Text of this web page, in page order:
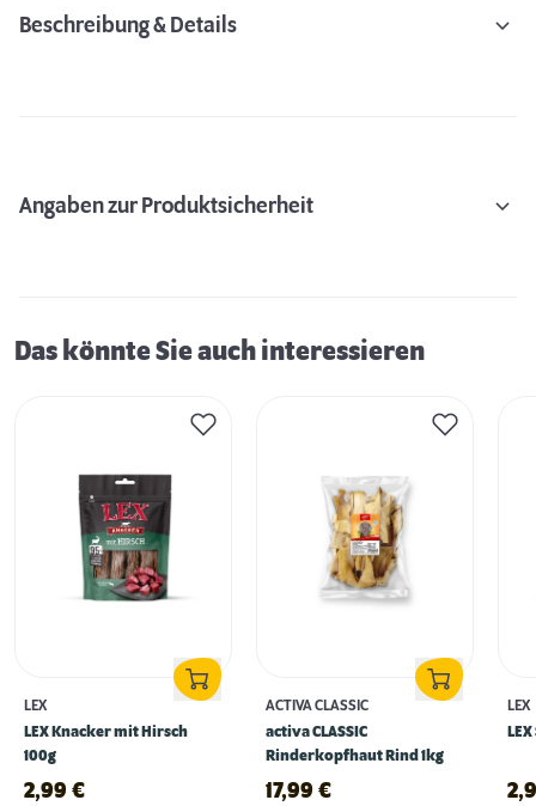
Beschreibung & Details
Angaben zur Produktsicherheit
Das könnte Sie auch interessieren
LEX
LEX Knacker mit Hirsch
100g
2,99 €
ACTIVA CLASSIC
activa CLASSIC
Rinderkopfhaut Rind 1kg
17,99 €
LEX